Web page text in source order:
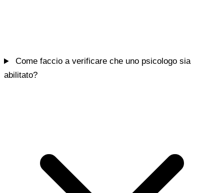
Come faccio a verificare che uno psicologo sia
abilitato?